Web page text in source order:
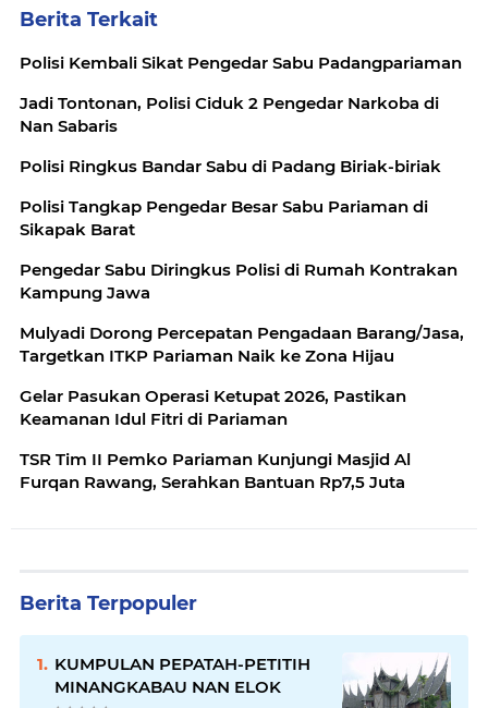
Berita Terkait
Polisi Kembali Sikat Pengedar Sabu Padangpariaman
Jadi Tontonan, Polisi Ciduk 2 Pengedar Narkoba di
Nan Sabaris
Polisi Ringkus Bandar Sabu di Padang Biriak-biriak
Polisi Tangkap Pengedar Besar Sabu Pariaman di
Sikapak Barat
Pengedar Sabu Diringkus Polisi di Rumah Kontrakan
Kampung Jawa
Mulyadi Dorong Percepatan Pengadaan Barang/Jasa,
Targetkan ITKP Pariaman Naik ke Zona Hijau
Gelar Pasukan Operasi Ketupat 2026, Pastikan
Keamanan Idul Fitri di Pariaman
TSR Tim II Pemko Pariaman Kunjungi Masjid Al
Furqan Rawang, Serahkan Bantuan Rp7,5 Juta
Berita Terpopuler
KUMPULAN PEPATAH-PETITIH
MINANGKABAU NAN ELOK